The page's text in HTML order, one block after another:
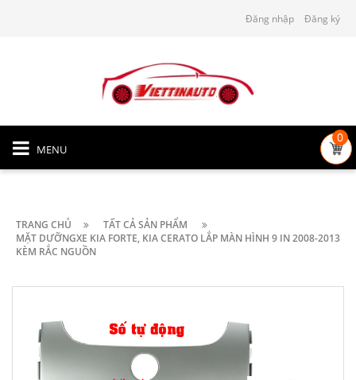
Đăng nhập Đăng ký
MENU
0
TRANG CHỦ
TẤT CẢ SẢN PHẨM
MẶT DƯỠNGXE KIA FORTE, KIA CERATO LẮP MÀN HÌNH 9 IN 2008-2013
KÈM RẮC NGUỒN